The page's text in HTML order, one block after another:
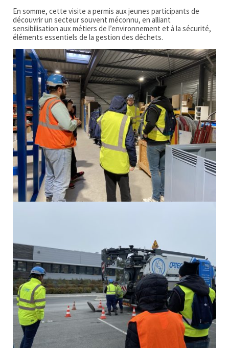
En somme, cette visite a permis aux jeunes participants de
découvrir un secteur souvent méconnu, en alliant
sensibilisation aux métiers de l’environnement et à la sécurité,
éléments essentiels de la gestion des déchets.